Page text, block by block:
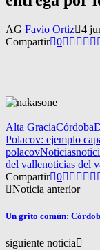
AG Favio Ortiz 4
Compartir 0
Alta GraciaCórdoba
Polacov: ejemplo
polacovNoticias
del vallenoticias del
Compartir 0
Noticia anterior
Un grito común:
siguiente noticia